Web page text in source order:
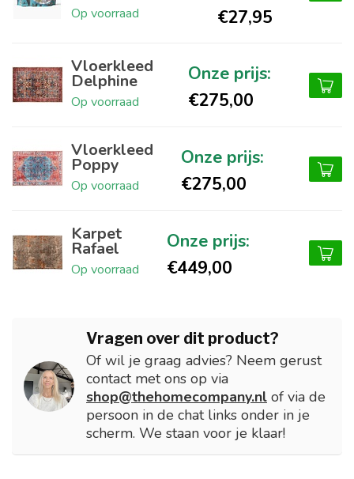
Op voorraad €27,95
Vloerkleed
Delphine
Op voorraad €275,00
Vloerkleed
Poppy
Op voorraad €275,00
Karpet
Rafael
Op voorraad €449,00
Vragen over dit product?
Of wil je graag advies? Neem gerust
contact met ons op via
shop@thehomecompany.nl of via de
persoon in de chat links onder in je
scherm. We staan voor je klaar!